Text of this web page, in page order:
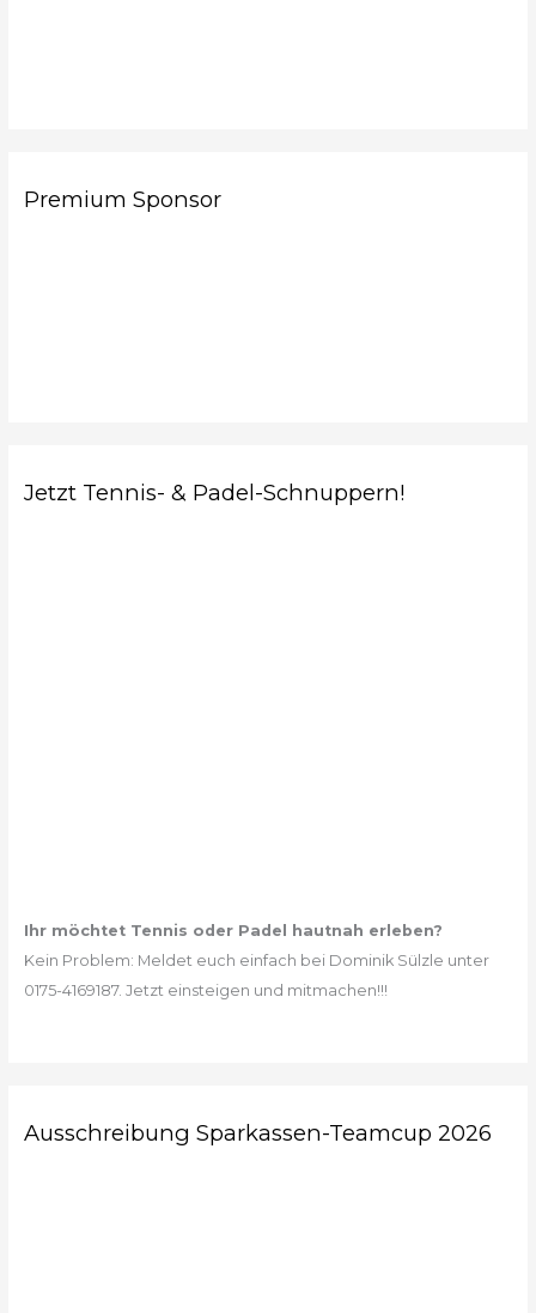
Premium Sponsor
Jetzt Tennis- & Padel-Schnuppern!
Ihr möchtet Tennis oder Padel hautnah erleben?
Kein Problem: Meldet euch einfach bei Dominik Sülzle unter
0175-4169187. Jetzt einsteigen und mitmachen!!!
Ausschreibung Sparkassen-Teamcup 2026